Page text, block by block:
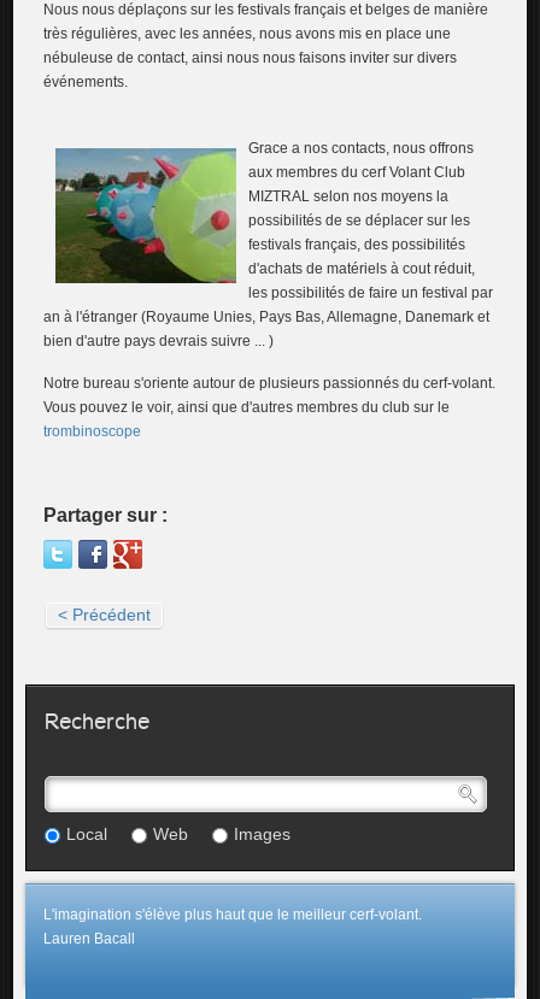
Nous nous déplaçons sur les festivals français et belges de manière
très régulières, avec les années, nous avons mis en place une
nébuleuse de contact, ainsi nous nous faisons inviter sur divers
événements.
Grace a nos contacts, nous offrons
aux membres du cerf Volant Club
MIZTRAL selon nos moyens la
possibilités de se déplacer sur les
festivals français, des possibilités
d'achats de matériels à cout réduit,
les possibilités de faire un festival par
an à l'étranger (Royaume Unies, Pays Bas, Allemagne, Danemark et
bien d'autre pays devrais suivre ... )
Notre bureau s'oriente autour de plusieurs passionnés du cerf-volant.
Vous pouvez le voir, ainsi que d'autres membres du club sur le
trombinoscope
Partager sur :
< Précédent
Recherche
Local Web Images
L'imagination s'élève plus haut que le meilleur cerf-volant.
Lauren Bacall